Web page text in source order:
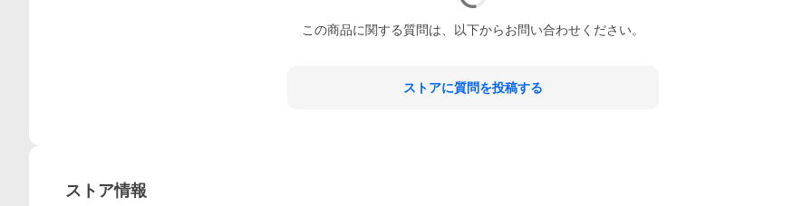
この商品に関する質問は、以下からお問い合わせください。
ストアに質問を投稿する
ストア情報